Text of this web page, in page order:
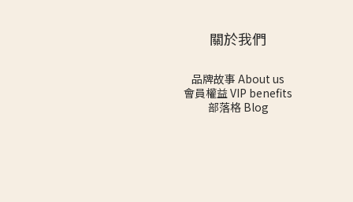
關於我們
品牌故事 About us
會員權益 VIP benefits
部落格 Blog